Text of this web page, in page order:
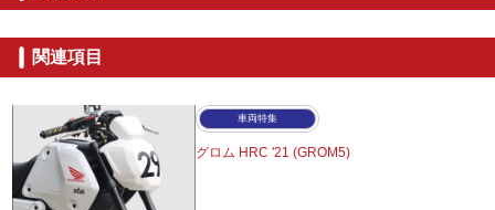
関連項目
車両特集
グロム HRC '21 (GROM5)